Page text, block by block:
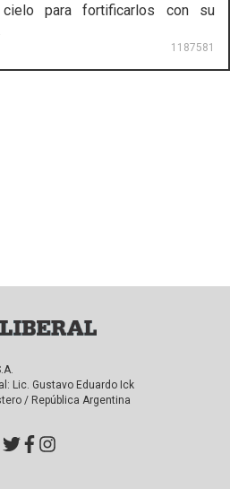
para fortificarlos con su
1187581
Lic. Gustavo Eduardo Ick
/ República Argentina